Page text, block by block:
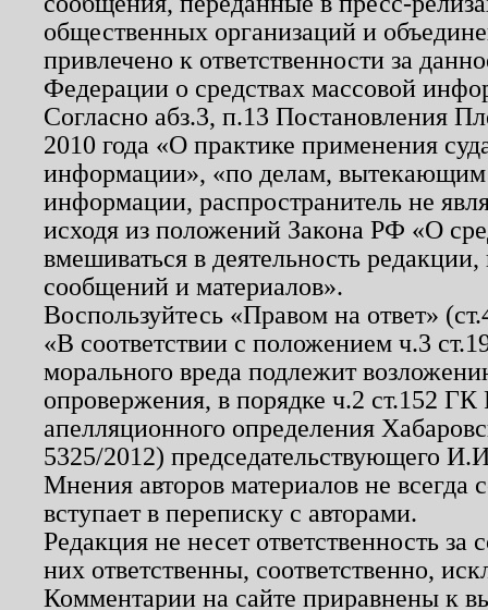
общественных организаций и
привлечено к ответственности за
Федерации о средствах массовой
Согласно абз.3, п.13 Постановления
2010 года «О практике применения
информации», «по делам, вытекающим
информации, распространитель не
исходя из положений Закона РФ «О
вмешиваться в деятельность
сообщений и материалов».
Воспользуйтесь «Правом на ответ»
«В соответствии с положением ч.3
морального вреда подлежит
опровержения, в порядке ч.2 ст.152
апелляционного определения
5325/2012) председательствующего
Мнения авторов материалов не
вступает в переписку с авторами.
Редакция не несет ответственность
них ответственны, соответственно,
Комментарии на сайте приравнены к